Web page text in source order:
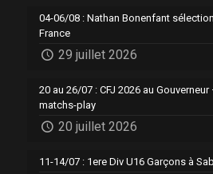
04-06/08 : Nathan Bonenfant
France
29 juillet 2026
20 au 26/07 : CFJ 2026 au Gouverneur
matchs-play
20 juillet 2026
11-14/07 : 1ere Div U16 Garçons à